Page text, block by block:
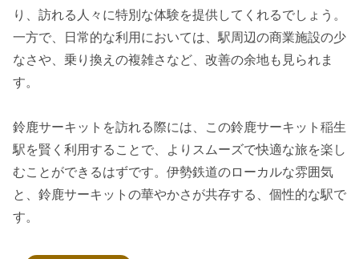
り、訪れる人々に特別な体験を提供してくれるでしょう。
一方で、日常的な利用においては、駅周辺の商業施設の少
なさや、乗り換えの複雑さなど、改善の余地も見られま
す。
鈴鹿サーキットを訪れる際には、この鈴鹿サーキット稲生
駅を賢く利用することで、よりスムーズで快適な旅を楽し
むことができるはずです。伊勢鉄道のローカルな雰囲気
と、鈴鹿サーキットの華やかさが共存する、個性的な駅で
す。